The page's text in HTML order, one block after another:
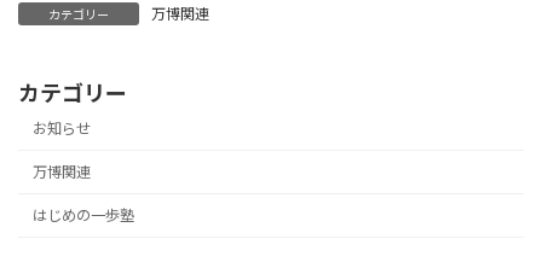
カテゴリー 万博関連
カテゴリー
お知らせ
万博関連
はじめの一歩塾